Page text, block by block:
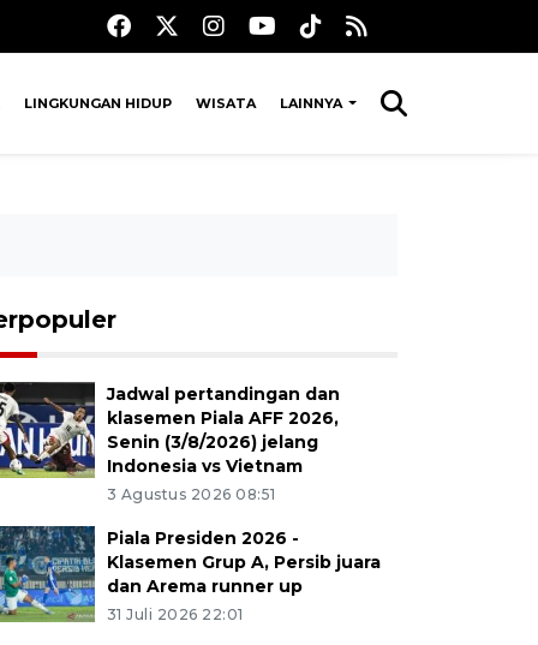
LINGKUNGAN HIDUP WISATA LAINNYA
Jadwal pertandingan dan
klasemen Piala AFF 2026,
Senin (3/8/2026) jelang
Indonesia vs Vietnam
3 Agustus 2026 08:51
Piala Presiden 2026 -
Klasemen Grup A, Persib juara
dan Arema runner up
31 Juli 2026 22:01